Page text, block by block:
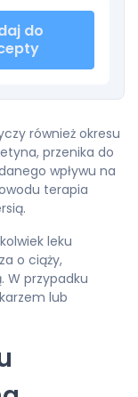
do
również okresu
przenika do
wpływu na
terapia
leku
o ciąży,
W przypadku
lub